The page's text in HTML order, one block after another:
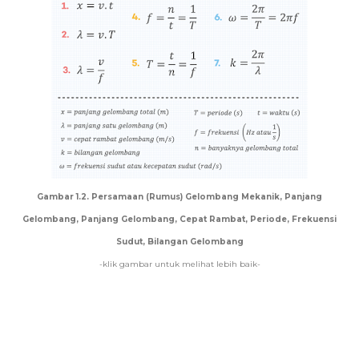
Gambar 1.2. Persamaan (Rumus) Gelombang Mekanik, Panjang
Gelombang, Panjang Gelombang, Cepat Rambat, Periode, Frekuensi
Sudut, Bilangan Gelombang
-klik gambar untuk melihat lebih baik-